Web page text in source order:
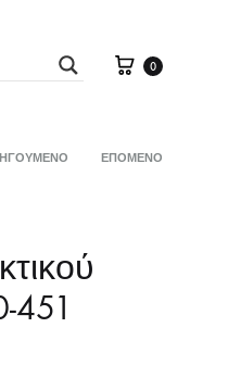
ΘΕΡΜΟΚΡ.ΨΥΚΤΙΚΟΥ
Καλάθι
0
ΕΠΌΜΕΝΟ
451